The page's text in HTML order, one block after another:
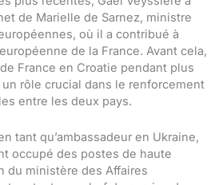
de Marielle de Sarnez, ministre
où il a contribué à
de la France. Avant cela,
France en Croatie pendant plus
rôle crucial dans le renforcement
entre les deux pays.
tant qu’ambassadeur en Ukraine,
occupé des postes de haute
du ministère des Affaires